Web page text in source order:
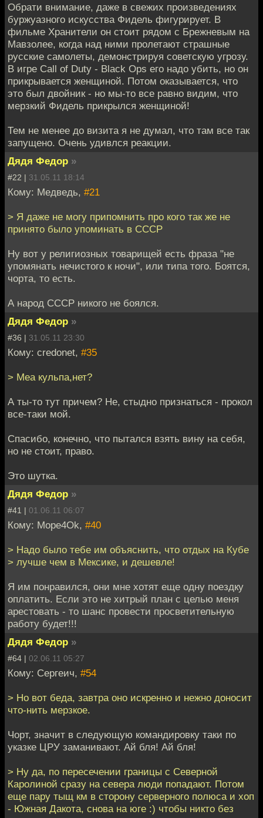
Обрати внимание, даже в свежих произведениях
буржуазного искусства Фидель фигурирует. В
фильме Хранители он стоит рядом с Брежневым на
Мавзолее, когда над ними пролетают страшные
русские самолеты, демонстрируя советскую угрозу.
В игре Call of Duty - Black Ops его надо убить, но он
прикрывается женщиной. Потом оказывается, что
это был двойник - но мы-то все равно видим, что
мерзкий Фидель прикрылся женщиной!
Тем не менее до визита я не думал, что там все так
запущено. Очень удивлся реакции.
Дядя Федор »
#22 | 31.05.11 18:14
Кому: Медведь, #21
> Я даже не могу припомнить про кого так же не
принято было упоминать в СССР
Ну вот у религиозных товарищей есть фраза "не
упомянать нечистого к ночи", или типа того. Боятся,
чорта, то есть.
А народ СССР никого не боялся.
Дядя Федор »
#36 | 31.05.11 23:30
Кому: credonet, #35
> Меа кульпа,нет?
А ты-то тут причем? Не, стыдно признаться - прокол
все-таки мой.
Спасибо, конечно, что пытался взять вину на себя,
но не стоит, право.
Это шутка.
Дядя Федор »
#41 | 01.06.11 06:07
Кому: Mope4Ok, #40
> Надо было тебе им объяснить, что отдых на Кубе
> лучше чем в Мексике, и дешевле!
Я им понравился, они мне хотят еще одну поездку
оплатить. Если это не хитрый план с целью меня
арестовать - то шанс провести просветительную
работу будет!!!
Дядя Федор »
#64 | 02.06.11 05:27
Кому: Сергеич, #54
> Но вот беда, завтра оно искренно и нежно доносит
что-нить мерзкое.
Чорт, значит в следующую командировку таки по
указке ЦРУ заманивают. Ай бля! Ай бля!
> Ну да, по пересечении границы с Северной
Каролиной сразу на севера люди попадают. Потом
еще пару тыщ км в сторону серверного полюса и хоп
- Южная Дакота, снова на юге :) чтобы никто без